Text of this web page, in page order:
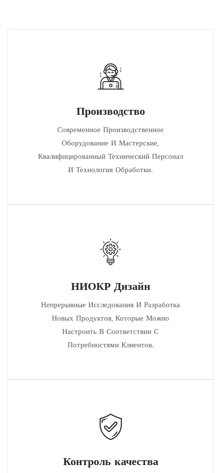
Производство
Современное Производственное
Оборудование И Мастерские,
Квалифицированный Технический Персонал
И Технология Обработки.
НИОКР Дизайн
Непрерывные Исследования И Разработка
Новых Продуктов, Которые Можно
Настроить В Соответствии С
Потребностями Клиентов.
Контроль качества